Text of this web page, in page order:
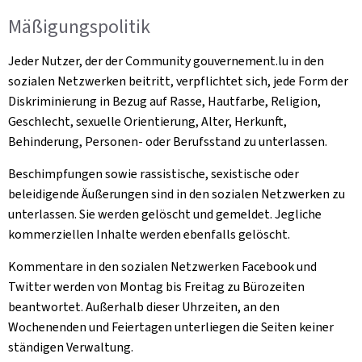
Mäßigungspolitik
Jeder Nutzer, der der Community gouvernement.lu in den
sozialen Netzwerken beitritt, verpflichtet sich, jede Form der
Diskriminierung in Bezug auf Rasse, Hautfarbe, Religion,
Geschlecht, sexuelle Orientierung, Alter, Herkunft,
Behinderung, Personen- oder Berufsstand zu unterlassen.
Beschimpfungen sowie rassistische, sexistische oder
beleidigende Äußerungen sind in den sozialen Netzwerken zu
unterlassen. Sie werden gelöscht und gemeldet. Jegliche
kommerziellen Inhalte werden ebenfalls gelöscht.
Kommentare in den sozialen Netzwerken Facebook und
Twitter werden von Montag bis Freitag zu Bürozeiten
beantwortet. Außerhalb dieser Uhrzeiten, an den
Wochenenden und Feiertagen unterliegen die Seiten keiner
ständigen Verwaltung.